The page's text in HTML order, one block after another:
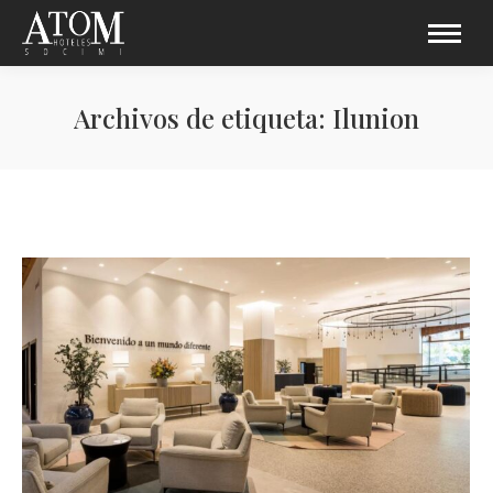
Archivos de etiqueta: Ilunion